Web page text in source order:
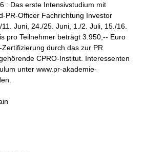
: Das erste Intensivstudium mit
PR-Officer Fachrichtung Investor
Juni, 24./25. Juni, 1./2. Juli, 15./16.
pro Teilnehmer beträgt 3.950,-- Euro
durch das zur PR
CPRO-Institut. Interessenten
unter www.pr-akademie-